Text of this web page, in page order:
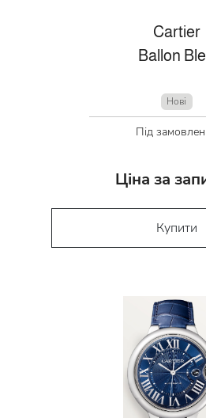
Cartier
Ballon
Нові
Під
Ціна за
Купити